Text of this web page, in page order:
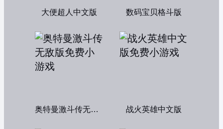
大便超人中文版 数码宝贝格斗版
奥特曼激斗传无敌版 战火英雄中文版